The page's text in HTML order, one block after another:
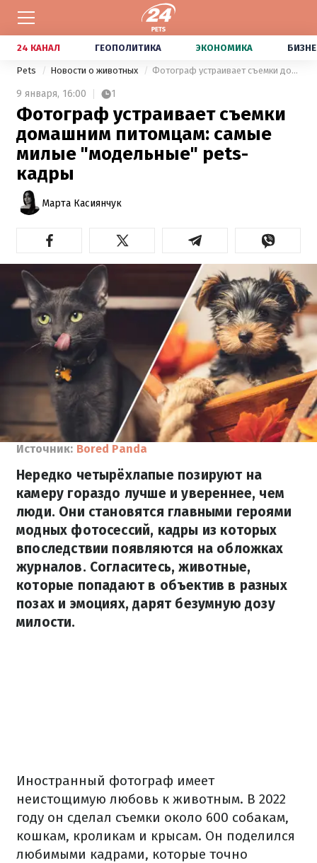
24 КАНАЛ ГЕОПОЛИТИКА ЭКОНОМИКА
Pets Новости о животных Фотограф устраивает съемки домашним питомцам: самые милые "модельные" pets-кадры
9 января, 16:00 1
Фотограф устраивает съемки
домашним питомцам: самые
милые "модельные" pets-
кадры
Марта Касиянчук
Источник: Bored Panda
Нередко четырёхлапые позируют на
камеру гораздо лучше и увереннее, чем
люди. Они становятся главными героями
модных фотосессий, кадры из которых
впоследствии появляются на обложках
журналов. Согласитесь, животные,
которые попадают в объектив в разных
позах и эмоциях, дарят безумную дозу
милости.
Иностранный фотограф имеет
неистощимую любовь к животным. В 2022
году он сделал съемки около 600 собакам,
кошкам, кроликам и крысам. Он поделился
любимыми кадрами, которые точно